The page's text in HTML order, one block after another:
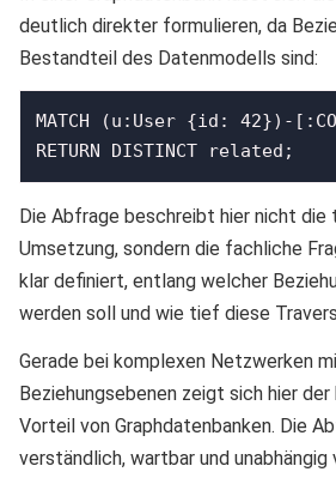
deutlich direkter formulieren, da
Bestandteil des Datenmodells sind:
MATCH (u:User {id: 42})-
Die Abfrage beschreibt hier nicht die
Umsetzung, sondern die fachliche
klar definiert, entlang welcher
werden soll und wie tief diese
Gerade bei komplexen Netzwerken
Beziehungsebenen zeigt sich hier
Vorteil von Graphdatenbanken. Die
verständlich, wartbar und